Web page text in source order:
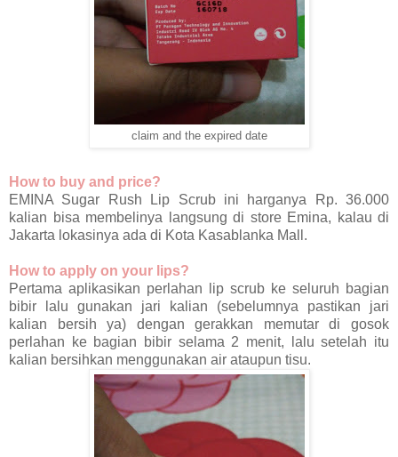
claim and the expired date
How to buy and price?
EMINA Sugar Rush Lip Scrub ini harganya Rp. 36.000
kalian bisa membelinya langsung di store Emina, kalau di
Jakarta lokasinya ada di Kota Kasablanka Mall.
How to apply on your lips?
Pertama aplikasikan perlahan lip scrub ke seluruh bagian
bibir lalu gunakan jari kalian (sebelumnya pastikan jari
kalian bersih ya) dengan gerakkan memutar di gosok
perlahan ke bagian bibir selama 2 menit, lalu setelah itu
kalian bersihkan menggunakan air ataupun tisu.